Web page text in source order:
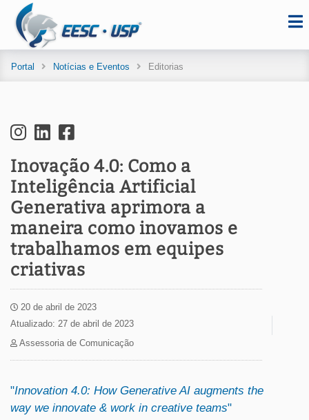
Portal Notícias e Eventos Editorias
Inovação 4.0: Como a
Inteligência Artificial
Generativa aprimora a
maneira como inovamos e
trabalhamos em equipes
criativas
20 de abril de 2023
Atualizado: 27 de abril de 2023
Assessoria de Comunicação
"Innovation 4.0: How Generative AI augments the
way we innovate & work in creative teams"